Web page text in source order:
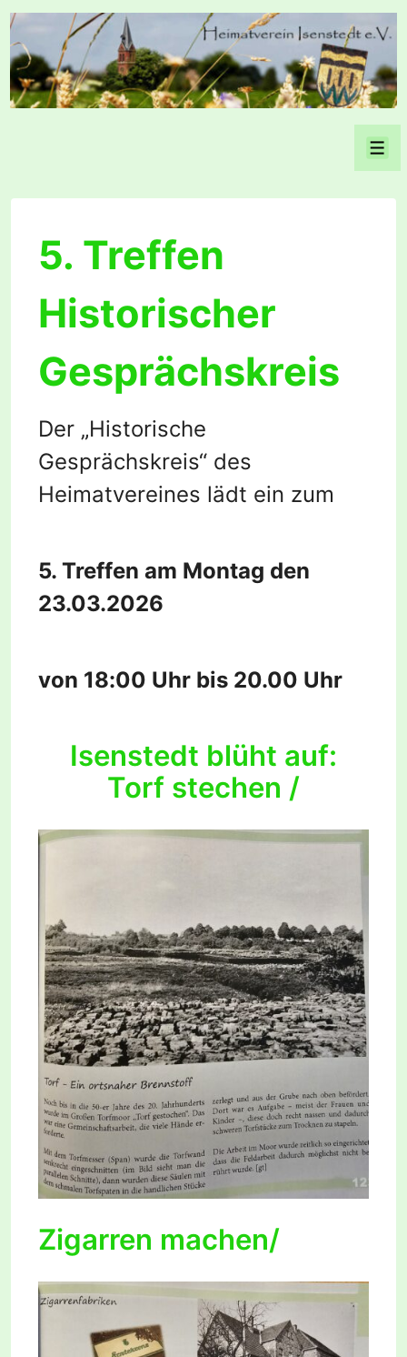
↓
Zum
Inhalt
5. Treffen
Historischer
Gesprächskreis
Der „Historische
Gesprächskreis“ des
Heimatvereines lädt ein zum
5. Treffen am Montag den
23.03.2026
von 18:00 Uhr bis 20.00 Uhr
Isenstedt blüht auf:
Torf stechen /
Zigarren machen/